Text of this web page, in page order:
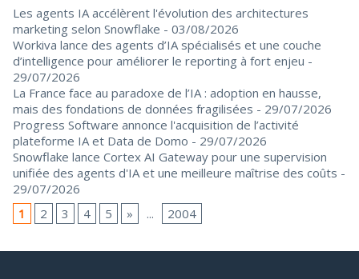
Les agents IA accélèrent l'évolution des architectures
marketing selon Snowflake - 03/08/2026
Workiva lance des agents d’IA spécialisés et une couche
d’intelligence pour améliorer le reporting à fort enjeu -
29/07/2026
La France face au paradoxe de l’IA : adoption en hausse,
mais des fondations de données fragilisées - 29/07/2026
Progress Software annonce l'acquisition de l’activité
plateforme IA et Data de Domo - 29/07/2026
Snowflake lance Cortex AI Gateway pour une supervision
unifiée des agents d'IA et une meilleure maîtrise des coûts -
29/07/2026
1
2 3 4 5 » ... 2004